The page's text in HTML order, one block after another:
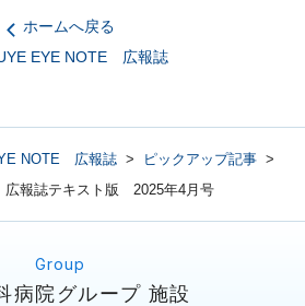
EYE NOTE 広報誌
ホームへ戻る
NOTE 広報誌 > ピックアップ記事 >
広報誌テキスト版 2025年4月号
病院グループ 施設